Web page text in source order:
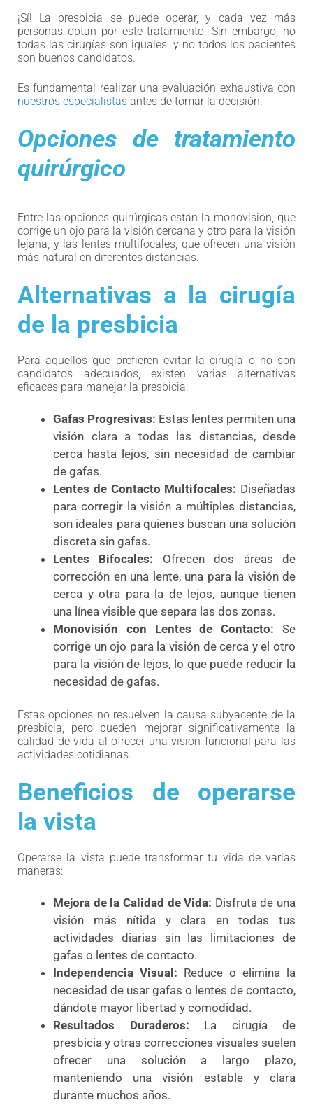
¡Sí! La presbicia se puede operar, y cada vez más
personas optan por este tratamiento. Sin embargo, no
todas las cirugías son iguales, y no todos los pacientes
son buenos candidatos.
Es fundamental realizar una evaluación exhaustiva con
nuestros especialistas antes de tomar la decisión.
Opciones de tratamiento
quirúrgico
Entre las opciones quirúrgicas están la monovisión, que
corrige un ojo para la visión cercana y otro para la visión
lejana, y las lentes multifocales, que ofrecen una visión
más natural en diferentes distancias.
Alternativas a la cirugía
de la presbicia
Para aquellos que prefieren evitar la cirugía o no son
candidatos adecuados, existen varias alternativas
eficaces para manejar la presbicia:
Gafas Progresivas: Estas lentes permiten una
visión clara a todas las distancias, desde
cerca hasta lejos, sin necesidad de cambiar
de gafas.
Lentes de Contacto Multifocales: Diseñadas
para corregir la visión a múltiples distancias,
son ideales para quienes buscan una solución
discreta sin gafas.
Lentes Bifocales: Ofrecen dos áreas de
corrección en una lente, una para la visión de
cerca y otra para la de lejos, aunque tienen
una línea visible que separa las dos zonas.
Monovisión con Lentes de Contacto: Se
corrige un ojo para la visión de cerca y el otro
para la visión de lejos, lo que puede reducir la
necesidad de gafas.
Estas opciones no resuelven la causa subyacente de la
presbicia, pero pueden mejorar significativamente la
calidad de vida al ofrecer una visión funcional para las
actividades cotidianas.
Beneficios de operarse
la vista
Operarse la vista puede transformar tu vida de varias
maneras:
Mejora de la Calidad de Vida: Disfruta de una
visión más nítida y clara en todas tus
actividades diarias sin las limitaciones de
gafas o lentes de contacto.
Independencia Visual: Reduce o elimina la
necesidad de usar gafas o lentes de contacto,
dándote mayor libertad y comodidad.
Resultados Duraderos: La cirugía de
presbicia y otras correcciones visuales suelen
ofrecer una solución a largo plazo,
manteniendo una visión estable y clara
durante muchos años.